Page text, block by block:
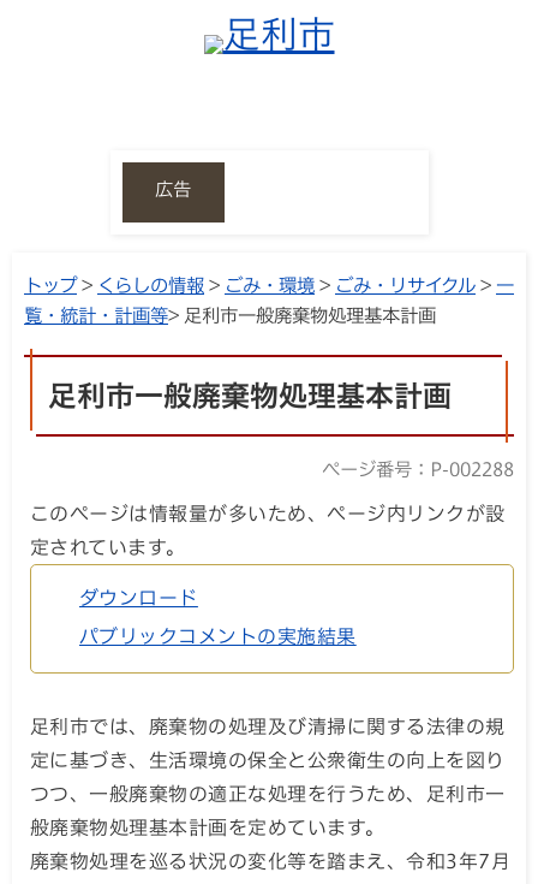
広告
トップ> くらしの情報 > ごみ・環境 > ごみ・リサイクル > 一
覧・統計・計画等> 足利市一般廃棄物処理基本計画
足利市一般廃棄物処理基本計画
ページ番号：P-002288
このページは情報量が多いため、ページ内リンクが設
定されています。
ダウンロード
パブリックコメントの実施結果
足利市では、廃棄物の処理及び清掃に関する法律の規
定に基づき、生活環境の保全と公衆衛生の向上を図り
つつ、一般廃棄物の適正な処理を行うため、足利市一
般廃棄物処理基本計画を定めています。
廃棄物処理を巡る状況の変化等を踏まえ、令和3年7月